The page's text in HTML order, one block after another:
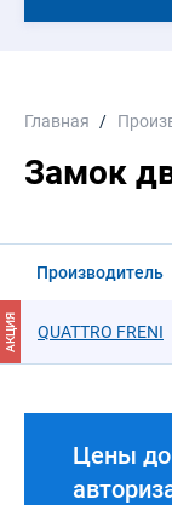
Главная
Замок
Производитель
АКЦИЯ QUATTRO FRENI
Цены до